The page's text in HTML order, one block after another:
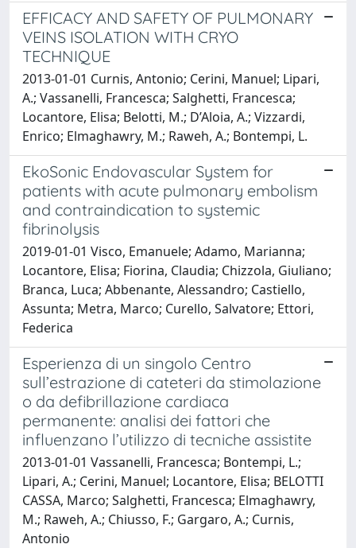
EFFICACY AND SAFETY OF PULMONARY
VEINS ISOLATION WITH CRYO
TECHNIQUE
2013-01-01 Curnis, Antonio; Cerini, Manuel; Lipari,
A.; Vassanelli, Francesca; Salghetti, Francesca;
Locantore, Elisa; Belotti, M.; D’Aloia, A.; Vizzardi,
Enrico; Elmaghawry, M.; Raweh, A.; Bontempi, L.
EkoSonic Endovascular System for
patients with acute pulmonary embolism
and contraindication to systemic
fibrinolysis
2019-01-01 Visco, Emanuele; Adamo, Marianna;
Locantore, Elisa; Fiorina, Claudia; Chizzola, Giuliano;
Branca, Luca; Abbenante, Alessandro; Castiello,
Assunta; Metra, Marco; Curello, Salvatore; Ettori,
Federica
Esperienza di un singolo Centro
sull’estrazione di cateteri da stimolazione
o da defibrillazione cardiaca
permanente: analisi dei fattori che
influenzano l’utilizzo di tecniche assistite
2013-01-01 Vassanelli, Francesca; Bontempi, L.;
Lipari, A.; Cerini, Manuel; Locantore, Elisa; BELOTTI
CASSA, Marco; Salghetti, Francesca; Elmaghawry,
M.; Raweh, A.; Chiusso, F.; Gargaro, A.; Curnis,
Antonio